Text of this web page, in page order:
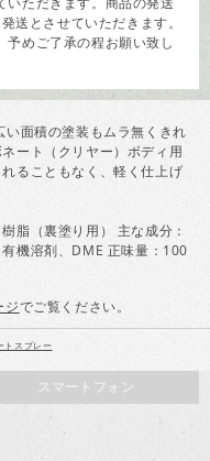
送とさせていただきます。
予めご了承の程お願い致し
い面積の塗装もムラ無くきれ
ート（クリヤー）ボディ用
ることもなく、軽く仕上げ
脂（裏塗り用） 主な成分：
機溶剤、DME 正味量：100
ジでご覧ください。
トスプレー
スマートフォン